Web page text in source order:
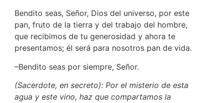
Bendito seas, Señor, Dios del universo, por este
pan, fruto de la tierra y del trabajo del hombre,
que recibimos de tu generosidad y ahora te
presentamos; él será para nosotros pan de vida.
–Bendito seas por siempre, Señor.
(Sacerdote, en secreto): Por el misterio de esta
agua y este vino, haz que compartamos la